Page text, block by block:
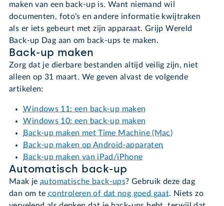
maken van een back-up is. Want niemand wil
documenten, foto’s en andere informatie kwijtraken
als er iets gebeurt met zijn apparaat. Grijp Wereld
Back-up Dag aan om back-ups te maken.
Back-up maken
Zorg dat je dierbare bestanden altijd veilig zijn, niet
alleen op 31 maart. We geven alvast de volgende
artikelen:
Windows 11: een back-up maken
Windows 10: een back-up maken
Back-up maken met Time Machine (Mac)
Back-up maken op Android-apparaten
Back-up maken van iPad/iPhone
Automatisch back-up
Maak jeautomatische back-ups? Gebruik deze dag
dan om te controleren of dat nog goed gaat. Niets zo